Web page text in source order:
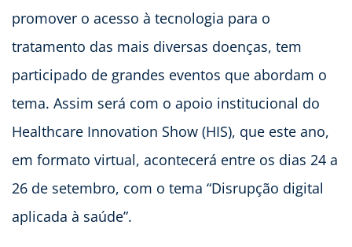
promover o acesso à tecnologia para o
tratamento das mais diversas doenças, tem
participado de grandes eventos que abordam o
tema. Assim será com o apoio institucional do
Healthcare Innovation Show (HIS), que este ano,
em formato virtual, acontecerá entre os dias 24 a
26 de setembro, com o tema “Disrupção digital
aplicada à saúde”.